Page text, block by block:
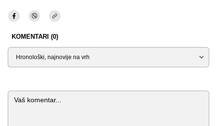
KOMENTARI (0)
Sortiraj
Komentar